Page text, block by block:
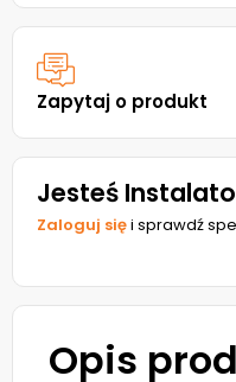
Zapytaj o produkt
Jesteś
Zaloguj sięi sprawdź
Opis